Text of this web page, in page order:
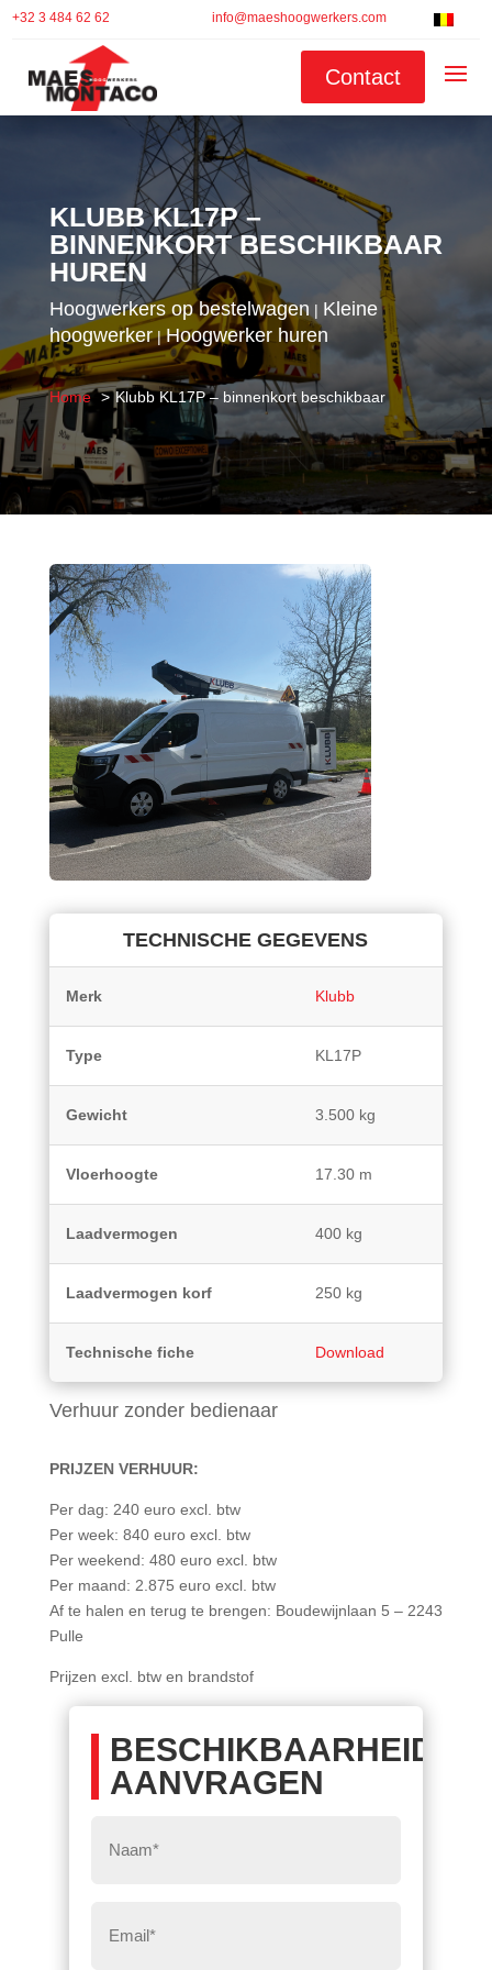
+32 3 484 62 62 info@maeshoogwerkers.com
Contact
KLUBB KL17P –
BINNENKORT BESCHIKBAAR
HUREN
Hoogwerkers op bestelwagen | Kleine
hoogwerker|Hoogwerker huren
Home Klubb KL17P – binnenkort beschikbaar
TECHNISCHE GEGEVENS
Merk Klubb
Type KL17P
Gewicht 3.500 kg
Vloerhoogte 17.30 m
Laadvermogen 400 kg
Laadvermogen korf 250 kg
Technische fiche Download
Verhuur zonder bedienaar
PRIJZEN VERHUUR:
Per dag: 240 euro excl. btw
Per week: 840 euro excl. btw
Per weekend: 480 euro excl. btw
Per maand: 2.875 euro excl. btw
Af te halen en terug te brengen: Boudewijnlaan 5 – 2243
Pulle
Prijzen excl. btw en brandstof
BESCHIKBAARHEID
AANVRAGEN